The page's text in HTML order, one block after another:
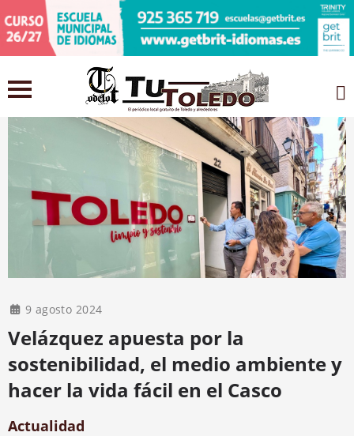
9 agosto 2024
Velázquez apuesta por la
sostenibilidad, el medio ambiente y
hacer la vida fácil en el Casco
Actualidad